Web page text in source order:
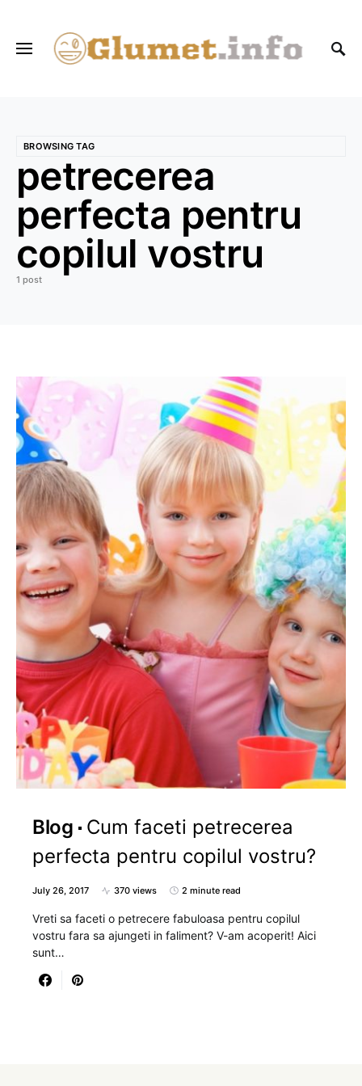
BROWSING TAG
petrecerea
perfecta pentru
copilul vostru
1 post
Blog
Cum faceti petrecerea
perfecta pentru copilul vostru?
July 26, 2017 370 views 2 minute read
Vreti sa faceti o petrecere fabuloasa pentru copilul
vostru fara sa ajungeti in faliment? V-am acoperit! Aici
sunt…